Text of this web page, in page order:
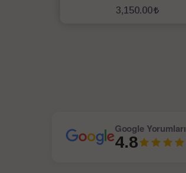
3,150.00
Google Yorumları
4.8